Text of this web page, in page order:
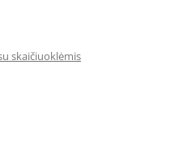
skaičiuoklėmis